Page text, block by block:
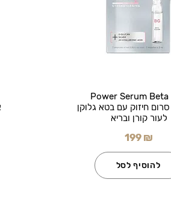
בבור Power Serum Beta
Glucan סרום חיזוק עם בטא גלוקן
לעור קורן ובריא
199 ₪
להוסיף לסל